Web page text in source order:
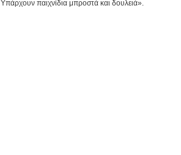
Υπάρχουν παιχνίδια μπροστά και δουλειά».